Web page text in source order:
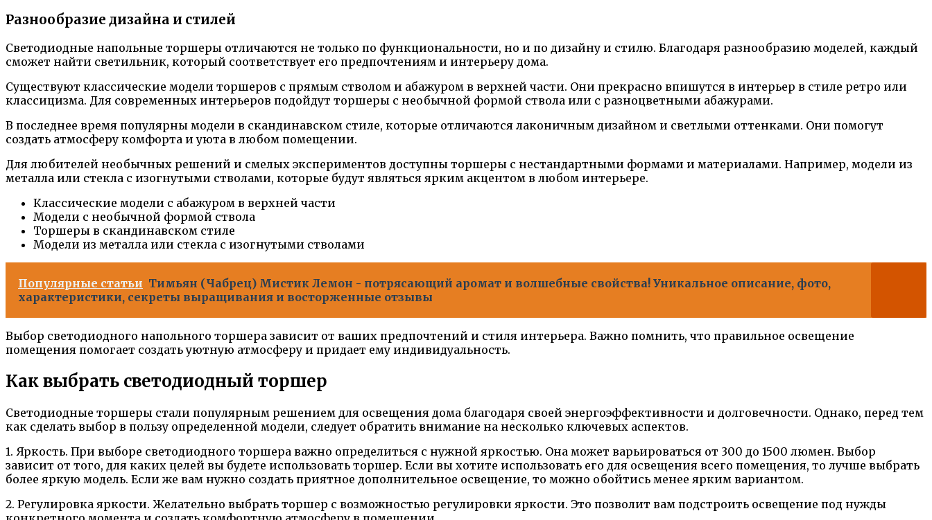
Разнообразие дизайна и стилей
Светодиодные напольные торшеры отличаются не только по функциональности, но и по дизайну и стилю. Благодаря разнообразию моделей, каждый
сможет найти светильник, который соответствует его предпочтениям и интерьеру дома.
Существуют классические модели торшеров с прямым стволом и абажуром в верхней части. Они прекрасно впишутся в интерьер в стиле ретро или
классицизма. Для современных интерьеров подойдут торшеры с необычной формой ствола или с разноцветными абажурами.
В последнее время популярны модели в скандинавском стиле, которые отличаются лаконичным дизайном и светлыми оттенками. Они помогут
создать атмосферу комфорта и уюта в любом помещении.
Для любителей необычных решений и смелых экспериментов доступны торшеры с нестандартными формами и материалами. Например, модели из
металла или стекла с изогнутыми стволами, которые будут являться ярким акцентом в любом интерьере.
Классические модели с абажуром в верхней части
Модели с необычной формой ствола
Торшеры в скандинавском стиле
Модели из металла или стекла с изогнутыми стволами
Популярные статьи Тимьян (Чабрец) Мистик Лемон - потрясающий аромат и волшебные свойства! Уникальное описание, фото,
характеристики, секреты выращивания и восторженные отзывы
Выбор светодиодного напольного торшера зависит от ваших предпочтений и стиля интерьера. Важно помнить, что правильное освещение
помещения помогает создать уютную атмосферу и придает ему индивидуальность.
Как выбрать светодиодный торшер
Светодиодные торшеры стали популярным решением для освещения дома благодаря своей энергоэффективности и долговечности. Однако, перед тем
как сделать выбор в пользу определенной модели, следует обратить внимание на несколько ключевых аспектов.
1. Яркость. При выборе светодиодного торшера важно определиться с нужной яркостью. Она может варьироваться от 300 до 1500 люмен. Выбор
зависит от того, для каких целей вы будете использовать торшер. Если вы хотите использовать его для освещения всего помещения, то лучше выбрать
более яркую модель. Если же вам нужно создать приятное дополнительное освещение, то можно обойтись менее ярким вариантом.
2. Регулировка яркости. Желательно выбрать торшер с возможностью регулировки яркости. Это позволит вам подстроить освещение под нужды